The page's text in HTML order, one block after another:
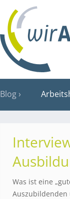
Blog
Was ist eine
Auszubildenden